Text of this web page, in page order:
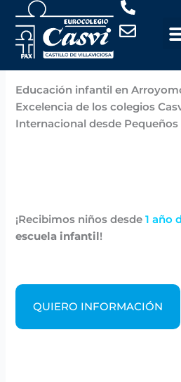
contenido
Por
Casvi/noviembre 6, 2024
Educación infantil en
Excelencia de los colegios
Internacional desde Pequeños
¡Recibimos niños desde1 año
escuela infantil!
QUIERO INFORMACIÓN